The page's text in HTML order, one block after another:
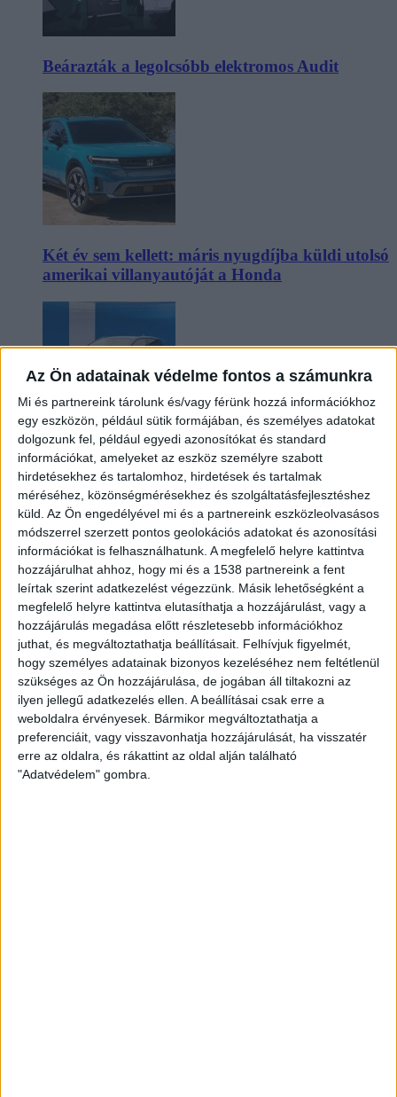
Az Ön adatainak védelme fontos a számunkra
Mi és partnereink tárolunk és/vagy férünk hozzá információkhoz
egy eszközön, például sütik formájában, és személyes adatokat
dolgozunk fel, például egyedi azonosítókat és standard
információkat, amelyeket az eszköz személyre szabott
hirdetésekhez és tartalomhoz, hirdetések és tartalmak
méréséhez, közönségmérésekhez és szolgáltatásfejlesztéshez
küld. Az Ön engedélyével mi és a partnereink eszközleolvasásos
módszerrel szerzett pontos geolokációs adatokat és azonosítási
információkat is felhasználhatunk. A megfelelő helyre kattintva
hozzájárulhat ahhoz, hogy mi és a 1538 partnereink a fent
leírtak szerint adatkezelést végezzünk. Másik lehetőségként a
megfelelő helyre kattintva elutasíthatja a hozzájárulást, vagy a
hozzájárulás megadása előtt részletesebb információkhoz
juthat, és megváltoztathatja beállításait. Felhívjuk figyelmét,
hogy személyes adatainak bizonyos kezeléséhez nem feltétlenül
szükséges az Ön hozzájárulása, de jogában áll tiltakozni az
ilyen jellegű adatkezelés ellen. A beállításai csak erre a
weboldalra érvényesek. Bármikor megváltoztathatja a
preferenciáit, vagy visszavonhatja hozzájárulását, ha visszatér
erre az oldalra, és rákattint az oldal alján található
"Adatvédelem" gombra.
Beárazták a legolcsóbb elektromos Audit
Két év sem kellett: máris nyugdíjba küldi utolsó
amerikai villanyautóját a Honda
Kilencmillió alatt indul a legolcsóbb elektromos
Volkswagen
Hoppon maradtak a villanyautós támogatási
program utolsó pályázói